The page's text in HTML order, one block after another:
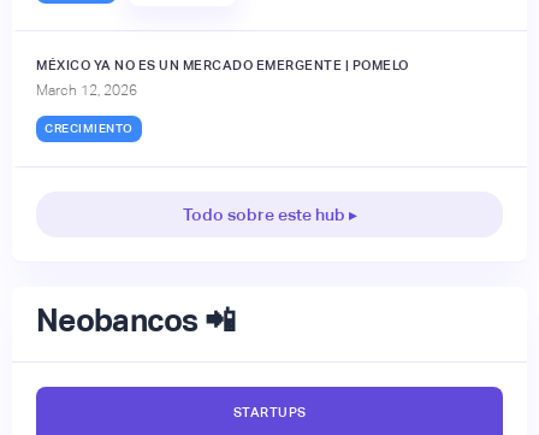
MÉXICO YA NO ES UN MERCADO EMERGENTE | POMELO
March 12, 2026
CRECIMIENTO
Todo sobre este hub ▸
Neobancos 📲
STARTUPS